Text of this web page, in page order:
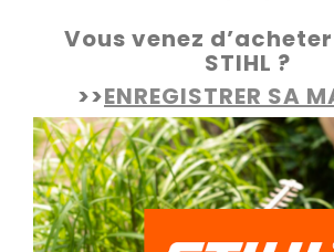
Vous venez
STIHL ?
>>ENREGISTRER SA